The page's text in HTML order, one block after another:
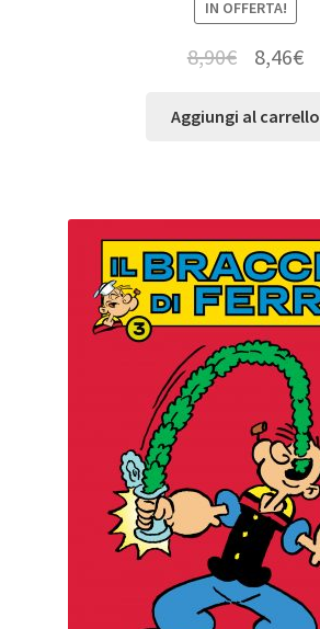
IN OFFERTA!
8,90€ 8,46€
Aggiungi al carrello